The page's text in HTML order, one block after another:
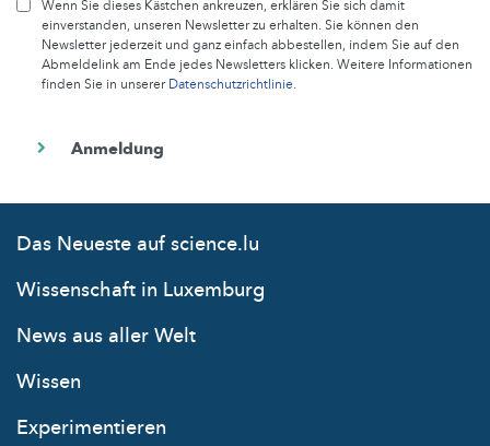
Wenn Sie dieses Kästchen ankreuzen, erklären Sie sich damit
einverstanden, unseren Newsletter zu erhalten. Sie können den
Newsletter jederzeit und ganz einfach abbestellen, indem Sie auf den
Abmeldelink am Ende jedes Newsletters klicken. Weitere Informationen
finden Sie in unsererDatenschutzrichtlinie.
Das Neueste auf science.lu
Wissenschaft in Luxemburg
News aus aller Welt
Wissen
Experimentieren